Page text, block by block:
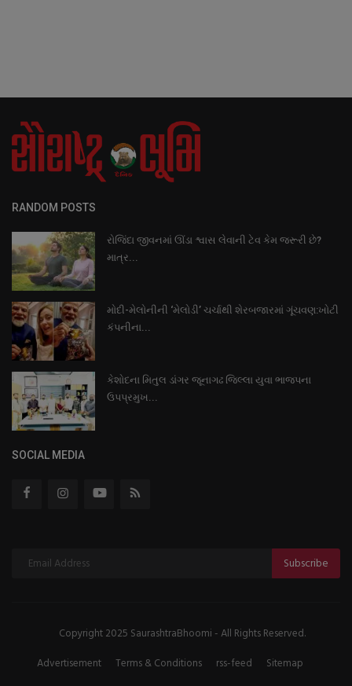
RANDOM POSTS
રોજિંદા જીવનમાં ઊંડા શ્વાસ લેવાની ટેવ કેમ જરૂરી છે?
માત્ર...
મોદી-મેલોનીની ‘મેલોડી’ ચર્ચાથી શેરબજારમાં ગૂંચવણ:ખોટી
કંપનીના...
કેશોદના મિતુલ ડાંગર જૂનાગઢ જિલ્લા યુવા ભાજપના
ઉપપ્રમુખ...
SOCIAL MEDIA
Subscribe
Copyright 2025 SaurashtraBhoomi - All Rights Reserved.
Advertisement
Terms & Conditions rss-feed
Sitemap